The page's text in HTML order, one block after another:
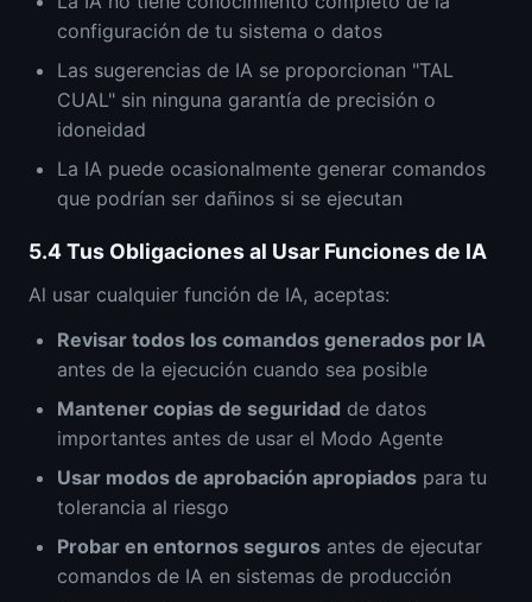
configuración de tu sistema o datos
Las sugerencias de IA se proporcionan "TAL
CUAL" sin ninguna garantía de precisión o
idoneidad
La IA puede ocasionalmente generar comandos
que podrían ser dañinos si se ejecutan
5.4Tus Obligaciones al Usar Funciones de IA
Al usar cualquier función de IA, aceptas:
Revisar todos los comandos generados por IA
antes de la ejecución cuando sea posible
Mantener copias de seguridad de datos
importantes antes de usar el Modo Agente
Usar modos de aprobación apropiados para tu
tolerancia al riesgo
Probar en entornos seguros antes de ejecutar
comandos de IA en sistemas de producción